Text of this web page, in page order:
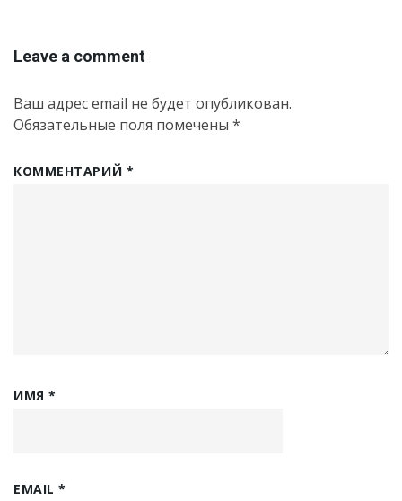
Leave a comment
Ваш адрес email не будет опубликован.
Обязательные поля помечены *
КОММЕНТАРИЙ *
ИМЯ*
EMAIL*